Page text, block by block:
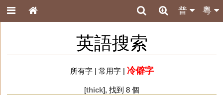
粵
普
英語搜索
所有字| 常用字| 冷僻字
[thick], 找到 8 個